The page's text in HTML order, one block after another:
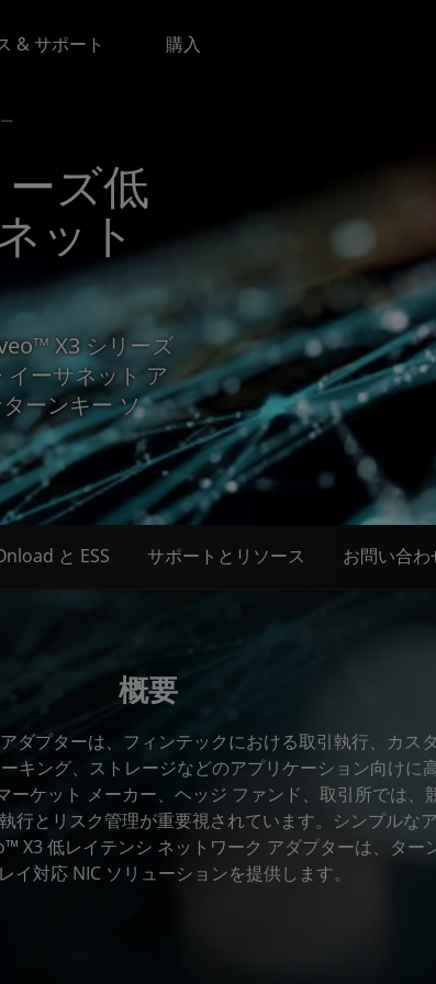
& サポート 購入
ーズ低
ット
X3 シリーズ
ーサネット ア
ーンキー ソ
と ESS サポートとリソース お問い合わ
概要
ダプターは、フィンテックにおける取引執行、カスタ
キング、ストレージなどのアプリケーション向けに
ーケット メーカー、ヘッジ ファンド、取引所では、
行とリスク管理が重要視されています。シンプルな
X3 低レイテンシ ネットワーク アダプターは、ター
イ対応 NIC ソリューションを提供します。